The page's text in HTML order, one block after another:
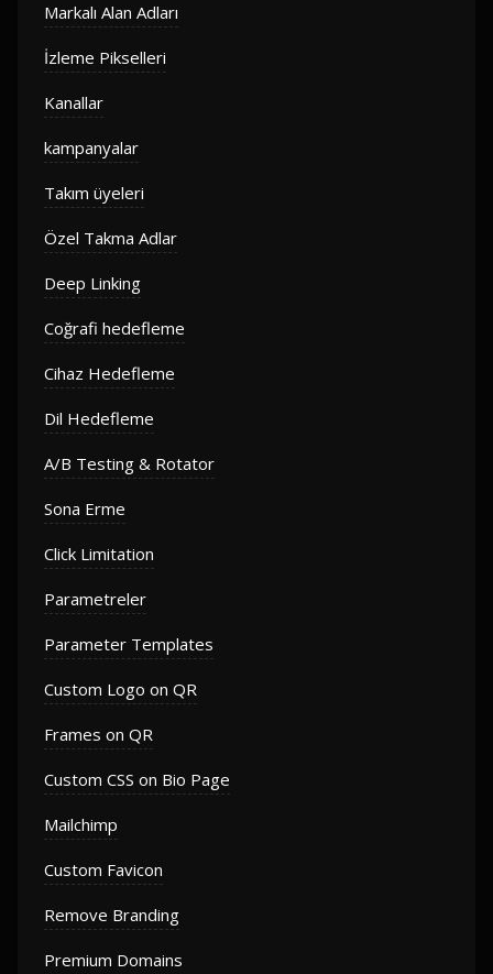
Markalı Alan Adları
İzleme Pikselleri
Kanallar
kampanyalar
Takım üyeleri
Özel Takma Adlar
Deep Linking
Coğrafi hedefleme
Cihaz Hedefleme
Dil Hedefleme
A/B Testing & Rotator
Sona Erme
Click Limitation
Parametreler
Parameter Templates
Custom Logo on QR
Frames on QR
Custom CSS on Bio Page
Mailchimp
Custom Favicon
Remove Branding
Premium Domains